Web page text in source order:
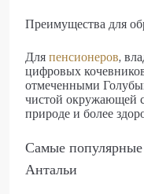
Преимущества для
Дляпенсионеров,
цифровых
отмеченными
чистой окружающей
природе и более
Самые
Антальи